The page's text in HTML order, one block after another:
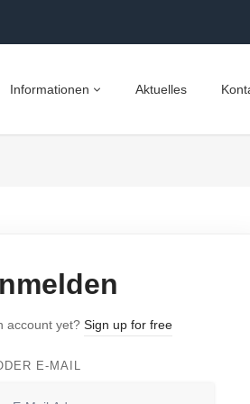
Informationen Aktuelles
account yet? Sign up for free
E-MAIL